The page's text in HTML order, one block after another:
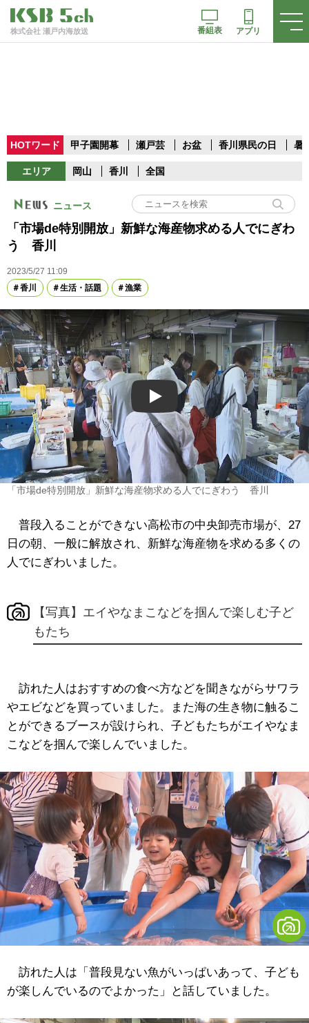
株式会社 瀬戸内海放送 番組表 アプリ
HOTワード 甲子園開幕 瀬戸芸 お盆 香川県民の日 暑
エリア 岡山 香川 全国
ニュース
「市場de特別開放」新鮮な海産物求める人でにぎわ
う 香川
2023/5/27 11:09
香川
生活・話題 漁業
Play
「市場de特別開放」新鮮な海産物求める人でにぎわう 香川
普段入ることができない高松市の中央卸売市場が、 27
日の朝、一般に解放され、新鮮な海産物を求める多くの
人でにぎわいました。
【写真】エイやなまこなどを掴んで楽しむ子ど
もたち
訪れた人はおすすめの食べ方などを聞きながらサワラ
やエビなどを買っていました。また海の生き物に触るこ
とができるブースが設けられ、子どもたちがエイやなま
こなどを掴んで楽しんでいました。
訪れた人は「普段見ない魚がいっぱいあって、子ども
が楽しんでいるのでよかった」と話していました。